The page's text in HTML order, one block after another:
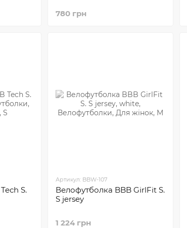
780 грн
S.
Артикул: BBW-107
Велофутболка BBB GirlFit S.
S jersey
1 224 грн